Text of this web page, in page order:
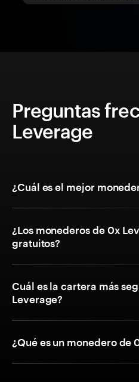
Preguntas
Leverage
¿Cuál es el mejor
¿Los monederos de 0x
gratuitos?
Cuál es la cartera más
Leverage?
¿Qué es un monedero de